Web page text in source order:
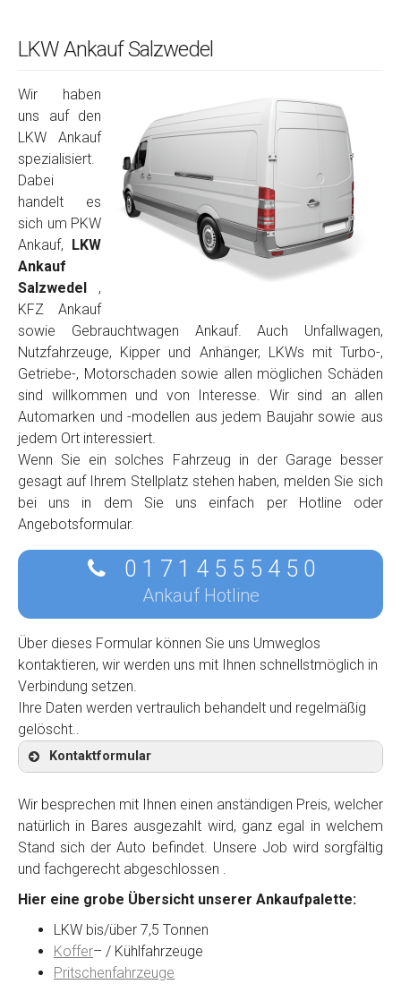
LKW Ankauf Salzwedel
Wir haben
uns auf den
LKW Ankauf
spezialisiert.
Dabei
handelt es
sich um PKW
Ankauf,
LKW
Ankauf
Salzwedel ,
KFZ Ankauf
sowie Gebrauchtwagen Ankauf. Auch Unfallwagen,
Nutzfahrzeuge, Kipper und Anhänger, LKWs mit Turbo-,
Getriebe-, Motorschaden sowie allen möglichen Schäden
sind willkommen und von Interesse. Wir sind an allen
Automarken und -modellen aus jedem Baujahr sowie aus
jedem Ort interessiert.
Wenn Sie ein solches Fahrzeug in der Garage besser
gesagt auf Ihrem Stellplatz stehen haben, melden Sie sich
bei uns in dem Sie uns einfach per Hotline oder
Angebotsformular.
0 1 7 1 4 5 5 5 4 5 0
Ankauf Hotline
Über dieses Formular können Sie uns Umweglos
kontaktieren, wir werden uns mit Ihnen schnellstmöglich in
Verbindung setzen.
Ihre Daten werden vertraulich behandelt und regelmäßig
gelöscht..
Kontaktformular
Kontaktformular
Marke*
Wir besprechen mit Ihnen einen anständigen Preis, welcher
natürlich in Bares ausgezahlt wird, ganz egal in welchem
Stand sich der Auto befindet. Unsere Job wird sorgfältig
und fachgerecht abgeschlossen .
Hier eine grobe Übersicht unserer Ankaufpalette:
LKW bis/über 7,5 Tonnen
Koffer– / Kühlfahrzeuge
Pritschenfahrzeuge